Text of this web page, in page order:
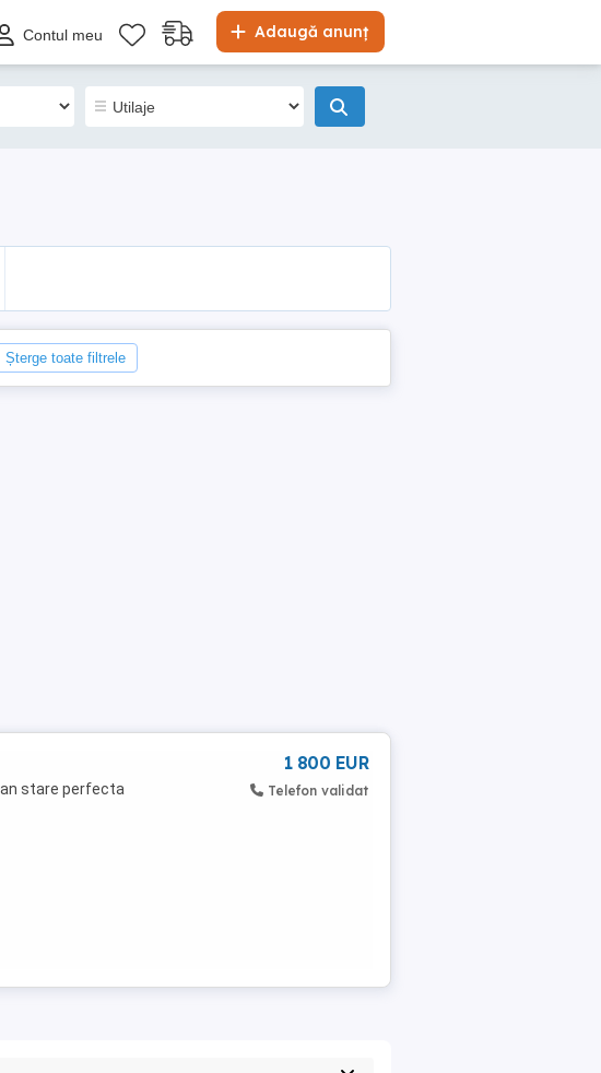
Adaugă anunț
Contul meu
Șterge toate filtrele
stare perfecta
1 800 EUR
Telefon validat